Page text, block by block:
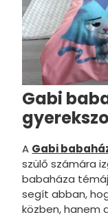
Gabi
A Gabi
szülő számára
babaháza
segít abban,
közben, hanem